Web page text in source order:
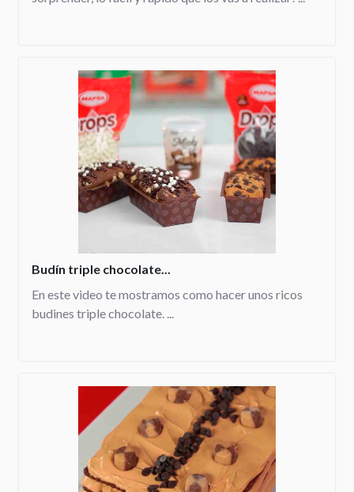
Budín triple chocolate...
En este video te mostramos como hacer unos ricos
budines triple chocolate. ...